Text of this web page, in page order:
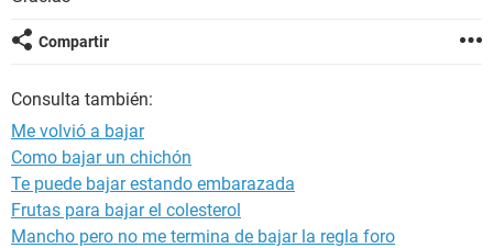
Compartir
Consulta también:
Me volvió a bajar
Como bajar un chichón
Te puede bajar estando embarazada
Frutas para bajar el colesterol
Mancho pero no me termina de bajar la regla foro